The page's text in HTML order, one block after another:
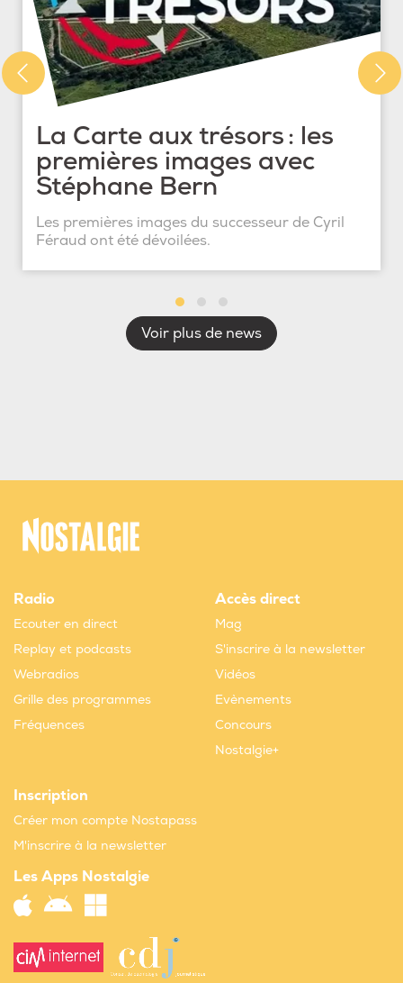
La Carte aux trésors : les
premières images avec
Stéphane Bern
Les premières images du successeur de Cyril
Féraud ont été dévoilées.
Voir plus de news
Radio
Ecouter en direct
Replay et podcasts
Webradios
Grille des programmes
Fréquences
Accès direct
Mag
S'inscrire à la newsletter
Vidéos
Evènements
Concours
Nostalgie+
Inscription
Créer mon compte Nostapass
M'inscrire à la newsletter
Les Apps Nostalgie